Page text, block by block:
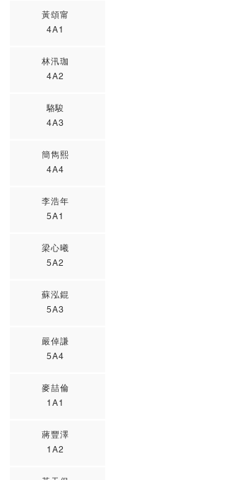
黃頌甯
4A1
林汛珈
4A2
駱駿
4A3
簡雋熙
4A4
李浩年
5A1
梁心曦
5A2
蘇泓錕
5A3
嚴倬謙
5A4
麥喆倫
1A1
蔣豐澤
1A2